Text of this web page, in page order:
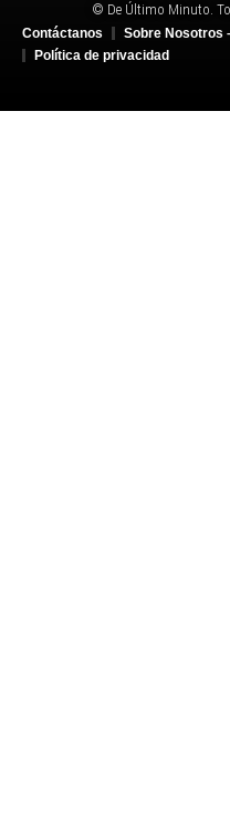
© De Último Minuto.
Contáctanos
Sobre Nosotros
Política de privacidad